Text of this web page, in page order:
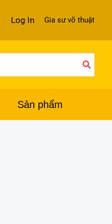
Log In Gia sư võ thuật
Sản phẩm